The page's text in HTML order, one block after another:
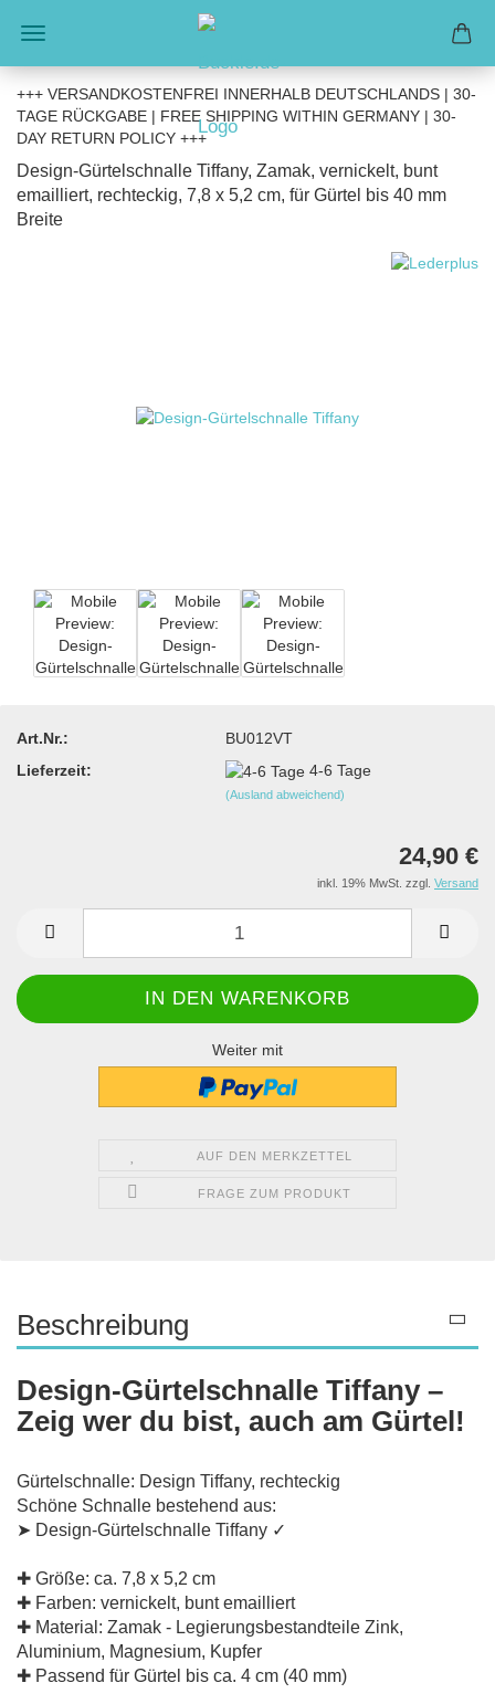
+++ VERSANDKOSTENFREI INNERHALB DEUTSCHLANDS | 30-
TAGE RÜCKGABE | FREE SHIPPING WITHIN GERMANY | 30-
DAY RETURN POLICY +++
Design-Gürtelschnalle Tiffany, Zamak, vernickelt, bunt
emailliert, rechteckig, 7,8 x 5,2 cm, für Gürtel bis 40 mm
Breite
Art.Nr.:
BU012VT
Lieferzeit:
4-6 Tage
(Ausland abweichend)
24,90 €
inkl. 19% MwSt. zzgl. Versand
Weiter mit
AUF DEN MERKZETTEL
FRAGE ZUM PRODUKT
Beschreibung
Design-Gürtelschnalle Tiffany –
Zeig wer du bist, auch am Gürtel!
Gürtelschnalle: Design Tiffany, rechteckig
Schöne Schnalle bestehend aus:
➤ Design-Gürtelschnalle Tiffany ✓
✚ Größe: ca. 7,8 x 5,2 cm
✚ Farben: vernickelt, bunt emailliert
✚ Material: Zamak - Legierungsbestandteile Zink,
Aluminium, Magnesium, Kupfer
✚ Passend für Gürtel bis ca. 4 cm (40 mm)